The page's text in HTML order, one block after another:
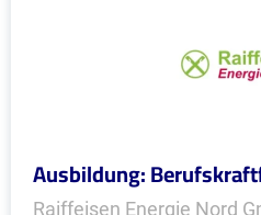
Ausbildung:
Raiffeisen Energie Nord